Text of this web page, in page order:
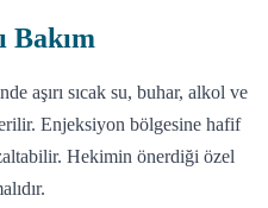
Bakım
aşırı sıcak su, buhar, alkol ve
Enjeksiyon bölgesine hafif
Hekimin önerdiği özel